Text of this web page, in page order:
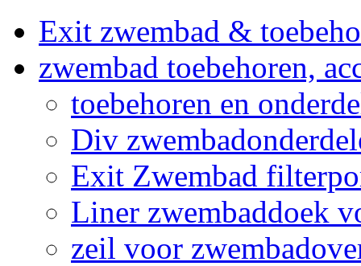
Exit zwembad &
zwembad toebehoren,
toebehoren en
Div
Exit Zwembad
Liner zwembaddoek
zeil voor